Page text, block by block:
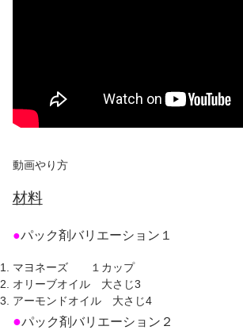
動画やり方
材料
●パック剤バリエーション１
マヨネーズ １カップ
オリーブオイル 大さじ3
アーモンドオイル 大さじ4
●パック剤バリエーション２